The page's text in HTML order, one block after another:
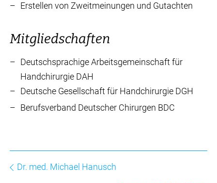
Erstellen von Zweitmeinungen und Gutachten
Mitgliedschaften
Deutschsprachige Arbeitsgemeinschaft für
Handchirurgie DAH
Deutsche Gesellschaft für Handchirurgie DGH
Berufsverband Deutscher Chirurgen BDC
Dr. med. Michael Hanusch